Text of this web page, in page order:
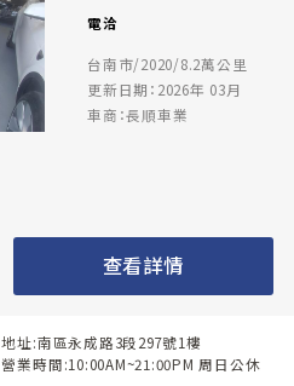
電洽
台南市/2020/8.2萬公里
更新日期：2026年 03月
車商：長順車業
查看詳情
地址:南區永成路3段297號1樓
營業時間:10:00AM~21:00PM 周日公休